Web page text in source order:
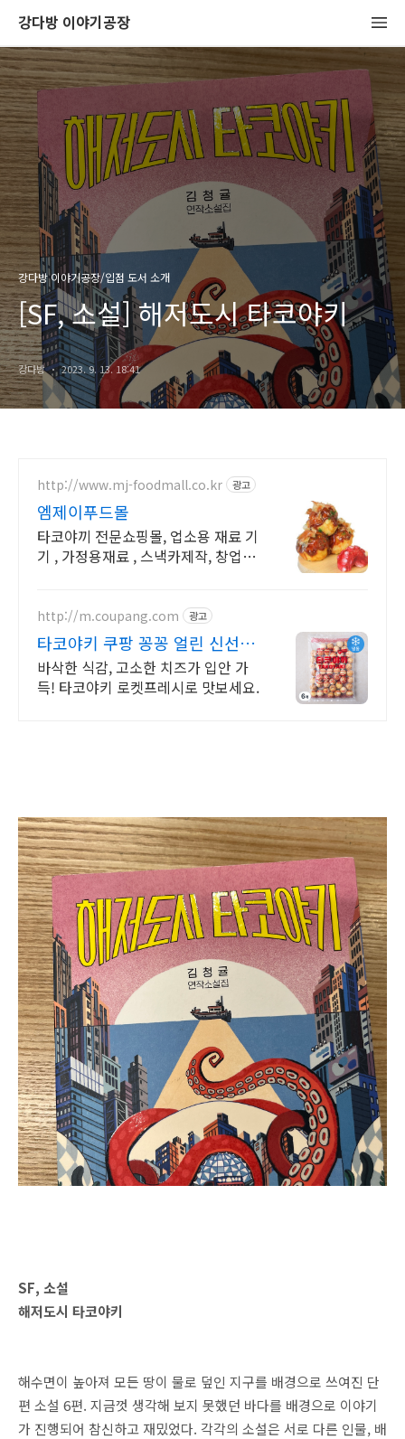
강다방 이야기공장
강다방 이야기공장/입점 도서 소개
[SF, 소설] 해저도시 타코야키
강다방 2023. 9. 13. 18:41
http://www.mj-foodmall.co.kr 광고
엠제이푸드몰
타코야끼 전문쇼핑몰, 업소용 재료 기
기 , 가정용재료 , 스낵카제작, 창업상
http://m.coupang.com 광고
타코야키 쿠팡 꽁꽁 얼린 신선함
새벽배송
바삭한 식감, 고소한 치즈가 입안 가
득! 타코야키 로켓프레시로 맛보세요.
SF, 소설
해저도시 타코야키
해수면이 높아져 모든 땅이 물로 덮인 지구를 배경으로 쓰여진 단
편 소설 6편. 지금껏 생각해 보지 못했던 바다를 배경으로 이야기
가 진행되어 참신하고 재밌었다. 각각의 소설은 서로 다른 인물, 배